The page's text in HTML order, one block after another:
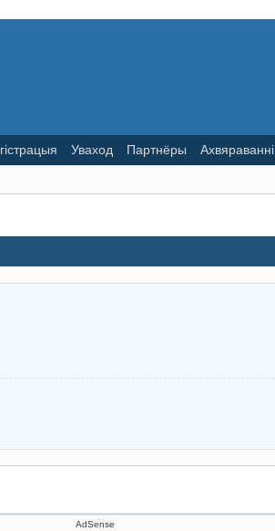
Уваход Партнёры Ахвяраванні
AdSense